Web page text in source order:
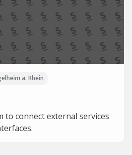
a. Rhein
connect external services